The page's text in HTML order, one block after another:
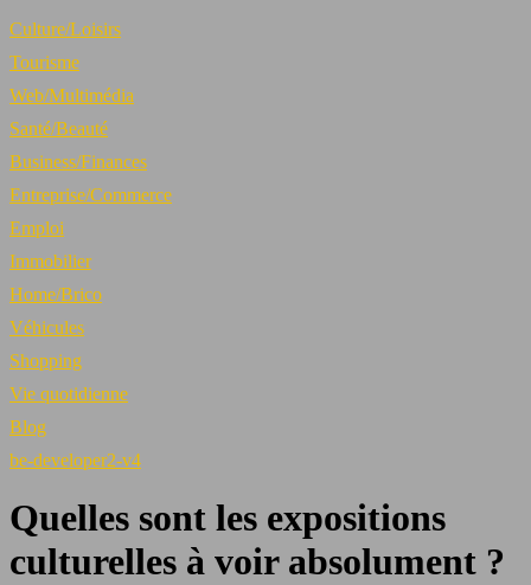
Culture/Loisirs
Tourisme
Web/Multimédia
Santé/Beauté
Business/Finances
Entreprise/Commerce
Emploi
Immobilier
Home/Brico
Véhicules
Shopping
Vie quotidienne
Blog
be-developer2-v4
Quelles sont les expositions
culturelles à voir absolument ?